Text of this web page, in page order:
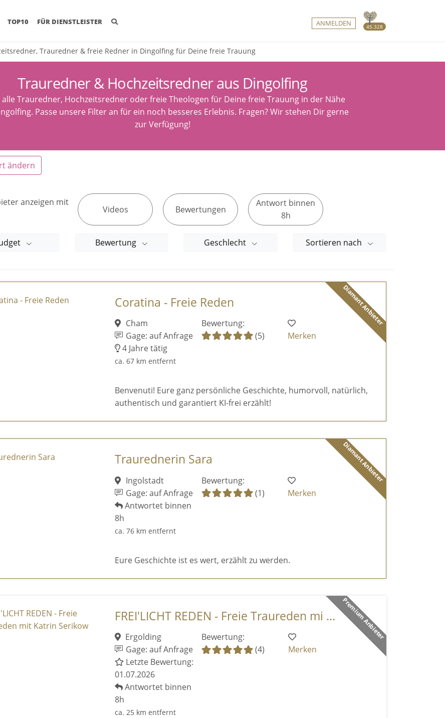
45.328
(CURRENT)
TOP10 FÜR DIENSTLEISTER ANMELDEN
Trauredner & freie Redner in Dingolfing für Deine freie Trauung
Trauredner & Hochzeitsredner aus Dingolfing
alle Trauredner, Hochzeitsredner oder freie Theologen für Deine freie Trauung in der Nähe
Passe unsere Filter an für ein noch besseres Erlebnis. Fragen? Wir stehen Dir gerne
zur Verfügung!
ändern
anzeigen mit
Videos Bewertungen
Antwort binnen
8h
Bewertung Geschlecht Sortieren nach
Diamant Anbieter
Coratina - Freie Reden
Cham
Gage: auf Anfrage
4 Jahre tätig
ca. 67 km entfernt
Bewertung:
(5)
Merken
Benvenuti! Eure ganz persönliche Geschichte, humorvoll, natürlich,
authentisch und garantiert KI-frei erzählt!
Diamant Anbieter
Traurednerin Sara
Ingolstadt
Gage: auf Anfrage
Antwortet binnen
8h
ca. 76 km entfernt
Bewertung:
(1)
Merken
Eure Geschichte ist es wert, erzählt zu werden.
Premium Anbieter
FREI'LICHT REDEN - Freie Traureden mi ...
Ergolding
Gage: auf Anfrage
Letzte Bewertung:
01.07.2026
Antwortet binnen
8h
ca. 25 km entfernt
Bewertung:
(4)
Merken